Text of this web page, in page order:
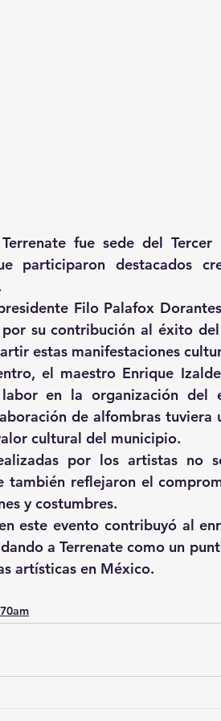
fue sede del
participaron destacados
Filo Palafox
su contribución al éxito
estas manifestaciones
el maestro Enrique
en la organización del
de alfombras tuviera
cultural del municipio.
por los artistas no
también reflejaron el
y costumbres.
este evento contribuyó al
a Terrenate como un
artísticas en México.